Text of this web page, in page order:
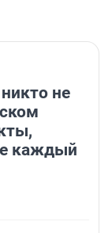
не
каждый